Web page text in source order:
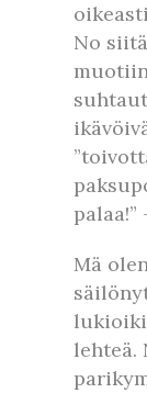
No
Mä
lehteä.